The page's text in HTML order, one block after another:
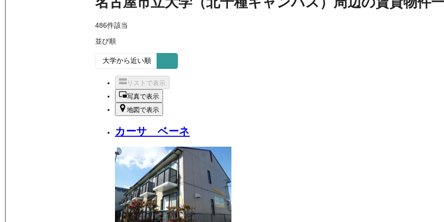
486件該当
並び順
リストで表示
写真で表示
地図で表示
カーサ ベーネ